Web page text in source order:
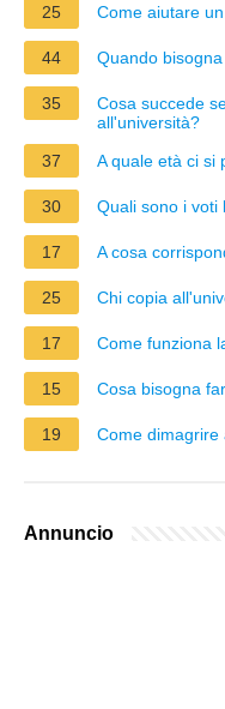
25 Come aiutare
44 Quando
35
Cosa succede
all'università?
37
A quale età ci si
30 Quali sono i voti
17 A cosa
25 Chi copia
17 Come funziona
15 Cosa bisogna
19 Come dimagrire
Annuncio